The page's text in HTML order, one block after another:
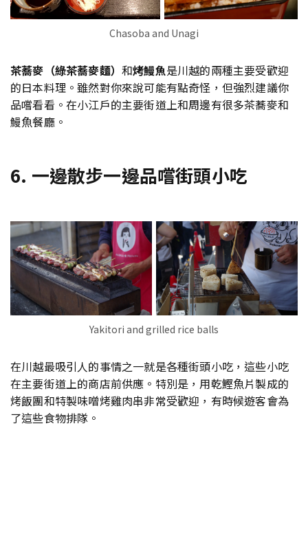
Chasoba and Unagi
茶蕎麥（綠茶蕎麥麵） 和烤鰻魚是川越的兩種主要受歡迎
的日本料理。雖然對你來說可能有點奇怪，但強烈建議你
品嚐看看。在小江戶的主要街道上和周邊有很多茶蕎麥和
鰻魚餐廳。
6. 一邊散步一邊品嚐街頭小吃
Yakitori and grilled rice balls
在川越最吸引人的事情之一就是各種街頭小吃，這些小吃
在主要街道上的商店前供應。特別是，用乾鰹魚片製成的
烤飯團和特製味噌烤雞肉串非常受歡迎，有時候遊客會為
了這些食物排隊。